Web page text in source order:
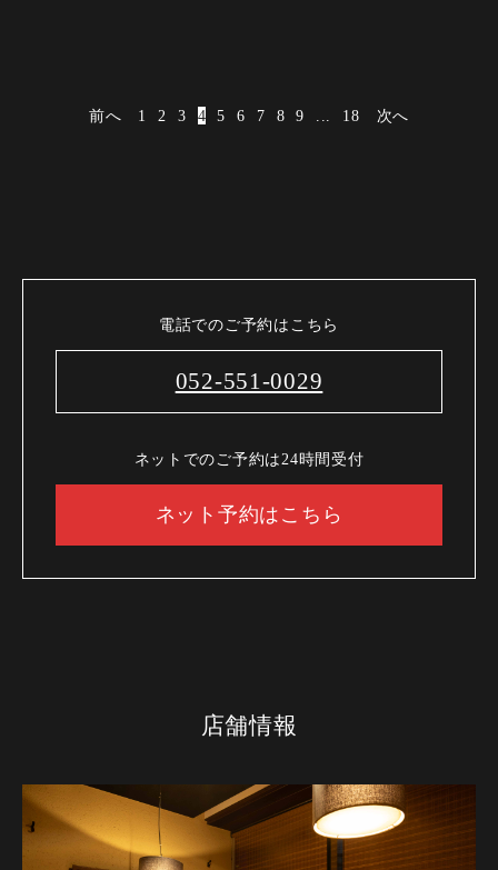
前へ 1 2 3 4 5 6 7 8 9 ... 18 次へ
電話でのご予約はこちら
052-551-0029
ネットでのご予約は24時間受付
ネット予約はこちら
店舗情報